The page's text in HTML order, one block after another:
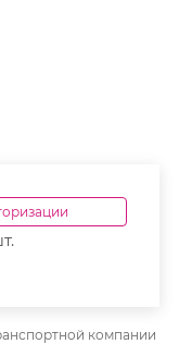
компании